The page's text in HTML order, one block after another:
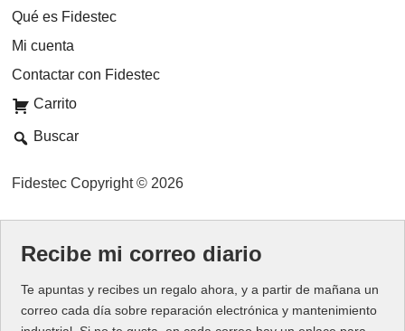
Qué es Fidestec
Mi cuenta
Contactar con Fidestec
Carrito
Buscar
Fidestec Copyright © 2026
Recibe mi correo diario
Te apuntas y recibes un regalo ahora, y a partir de mañana un
correo cada día sobre reparación electrónica y mantenimiento